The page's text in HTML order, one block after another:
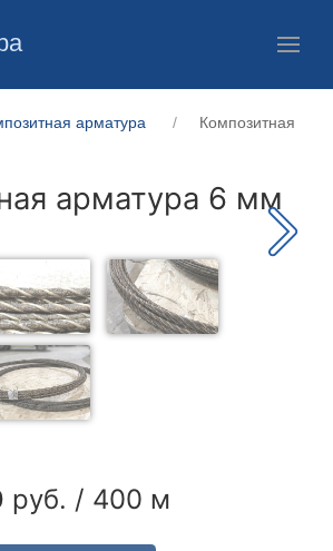
арматура
Композитная
арматура 6 мм
руб. / 400 м